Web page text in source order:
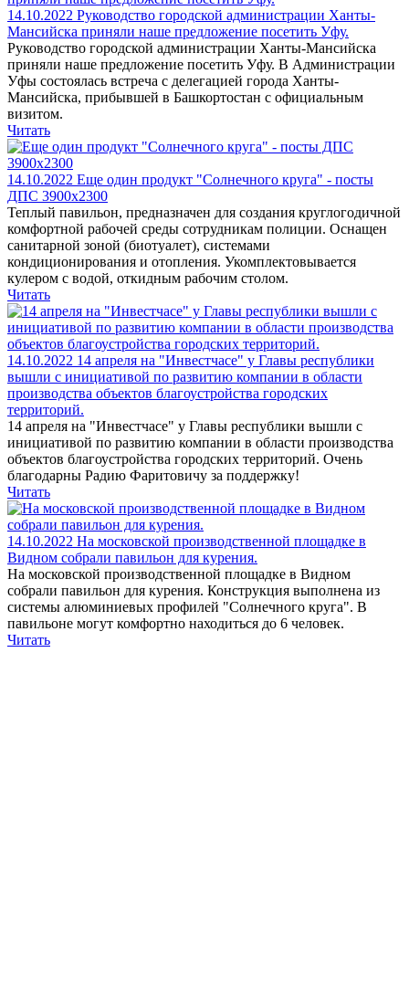
14.10.2022 Руководство городской администрации Ханты-
Мансийска приняли наше предложение посетить Уфу.
Руководство городской администрации Ханты-Мансийска
приняли наше предложение посетить Уфу. В Администрации
Уфы состоялась встреча с делегацией города Ханты-
Мансийска, прибывшей в Башкортостан с официальным
визитом.
Читать
14.10.2022 Еще один продукт "Солнечного круга" - посты
ДПС 3900х2300
Теплый павильон, предназначен для создания круглогодичной
комфортной рабочей среды сотрудникам полиции. Оснащен
санитарной зоной (биотуалет), системами
кондиционирования и отопления. Укомплектовывается
кулером с водой, откидным рабочим столом.
Читать
14.10.2022 14 апреля на "Инвестчасе" у Главы республики
вышли с инициативой по развитию компании в области
производства объектов благоустройства городских
территорий.
14 апреля на "Инвестчасе" у Главы республики вышли с
инициативой по развитию компании в области производства
объектов благоустройства городских территорий. Очень
благодарны Радию Фаритовичу за поддержку!
Читать
14.10.2022 На московской производственной площадке в
Видном собрали павильон для курения.
На московской производственной площадке в Видном
собрали павильон для курения. Конструкция выполнена из
системы алюминиевых профилей "Солнечного круга". В
павильоне могут комфортно находиться до 6 человек.
Читать